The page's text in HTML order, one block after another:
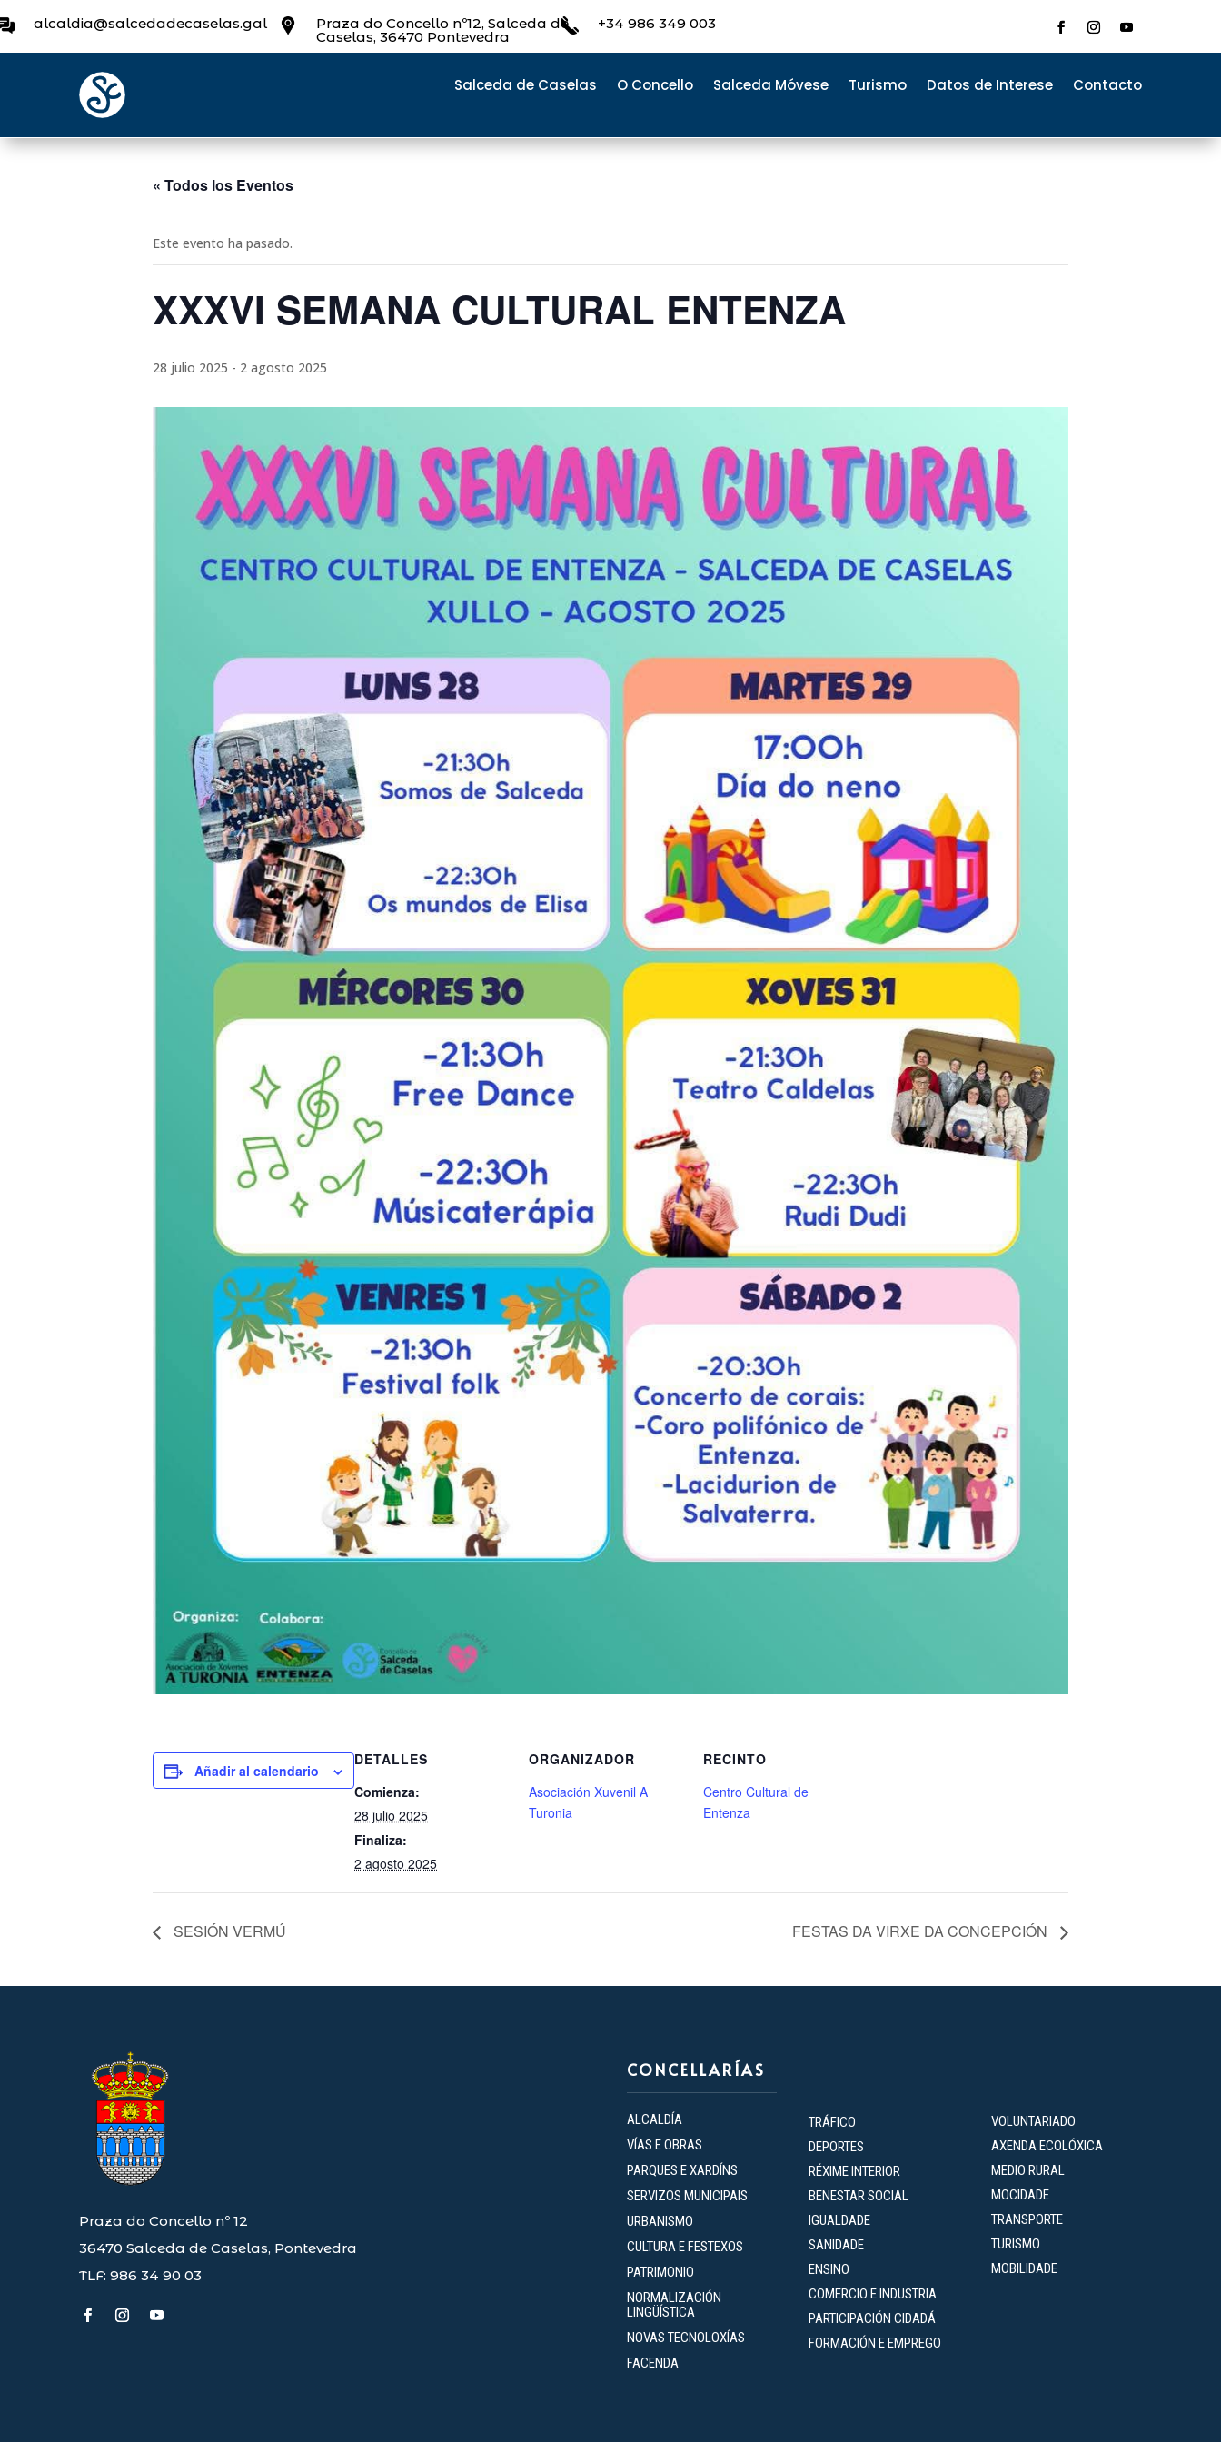
alcaldia@salcedadecaselas.gal Praza do Concello nº12, Salceda de
Caselas, 36470 Pontevedra
+34 986 349 003
Salceda de Caselas O Concello Salceda Móvese Turismo Datos de Interese Contacto
« Todos los Eventos
Este evento ha pasado.
XXXVI SEMANA CULTURAL ENTENZA
28 julio 2025 - 2 agosto 2025
Añadir al calendario
DETALLES
Comienza:
28 julio 2025
Finaliza:
2 agosto 2025
ORGANIZADOR
Asociación Xuvenil A
Turonia
RECINTO
Centro Cultural de
Entenza
SESIÓN VERMÚ FESTAS DA VIRXE DA CONCEPCIÓN
Praza do Concello nº 12
36470 Salceda de Caselas, Pontevedra
TLF: 986 34 90 03
CONCELLARÍAS
ALCALDÍA
VÍAS E OBRAS
PARQUES E XARDÍNS
SERVIZOS MUNICIPAIS
URBANISMO
CULTURA E FESTEXOS
PATRIMONIO
NORMALIZACIÓN
LINGÜÍSTICA
NOVAS TECNOLOXÍAS
FACENDA
TRÁFICO
DEPORTES
RÉXIME INTERIOR
BENESTAR SOCIAL
IGUALDADE
SANIDADE
ENSINO
COMERCIO E INDUSTRIA
PARTICIPACIÓN CIDADÁ
FORMACIÓN E EMPREGO
VOLUNTARIADO
AXENDA ECOLÓXICA
MEDIO RURAL
MOCIDADE
TRANSPORTE
TURISMO
MOBILIDADE